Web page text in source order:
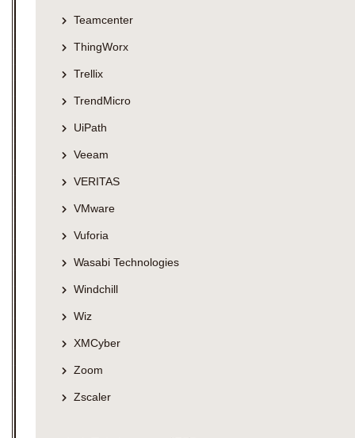
Teamcenter
ThingWorx
Trellix
TrendMicro
UiPath
Veeam
VERITAS
VMware
Vuforia
Wasabi Technologies
Windchill
Wiz
XMCyber
Zoom
Zscaler